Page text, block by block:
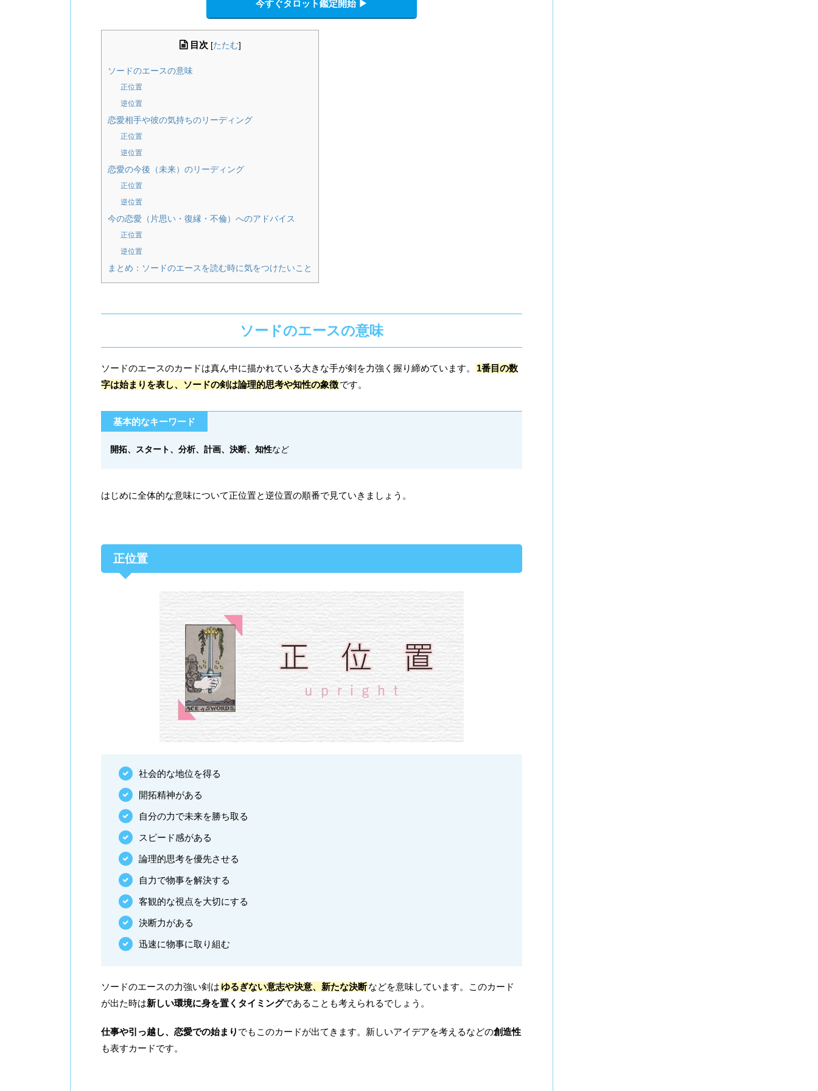
今すぐタロット鑑定開始 ▶︎
目次 [たたむ]
ソードのエースの意味
正位置
逆位置
恋愛相手や彼の気持ちのリーディング
正位置
逆位置
恋愛の今後（未来）のリーディング
正位置
逆位置
今の恋愛（片思い・復縁・不倫）へのアドバイス
正位置
逆位置
まとめ：ソードのエースを読む時に気をつけたいこと
ソードのエースの意味
ソードのエースのカードは真ん中に描かれている大きな手が剣を力強く握り締めています。
1番目の数
字は始まりを表し、ソードの剣は論理的思考や知性の象徴です。
基本的なキーワード
開拓、スタート、分析、計画、決断、知性など
はじめに全体的な意味について正位置と逆位置の順番で見ていきましょう。
正位置
社会的な地位を得る
開拓精神がある
自分の力で未来を勝ち取る
スピード感がある
論理的思考を優先させる
自力で物事を解決する
客観的な視点を大切にする
決断力がある
迅速に物事に取り組む
ソードのエースの力強い剣は ゆるぎない意志や決意、新たな決断などを意味しています。このカード
が出た時は新しい環境に身を置くタイミングであることも考えられるでしょう。
仕事や引っ越し、恋愛での始まり でもこのカードが出てきます。新しいアイデアを考えるなどの創造性
も表すカードです。